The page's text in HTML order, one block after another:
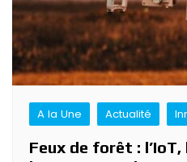
A la Une Actualité
Feux de forêt : l’IoT,